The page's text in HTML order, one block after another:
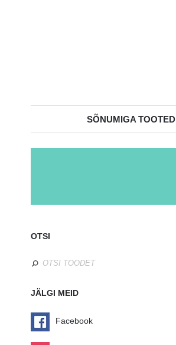
SÕNUMIGA TOOTED
OTSI
JÄLGI MEID
Facebook